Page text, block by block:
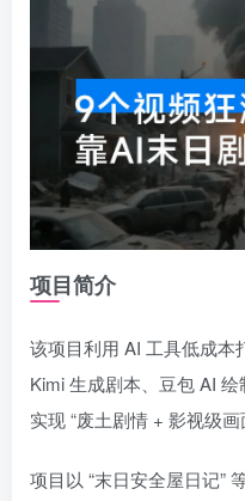
项目简介
该项目利用 AI 工具低成本
Kimi 生成剧本、豆包 AI
实现 “废土剧情 + 影视级画
项目以 “末日安全屋日记”